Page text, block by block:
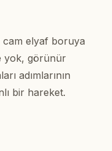
elyaf boruya
yok, görünür
adımlarının
bir hareket.